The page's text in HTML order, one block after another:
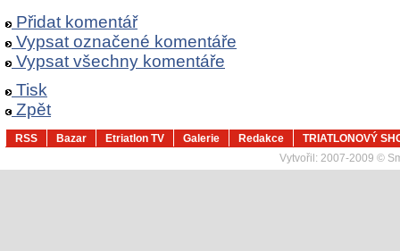
Přidat komentář
Vypsat označené komentáře
Vypsat všechny komentáře
Tisk
Zpět
RSS Bazar Etriatlon TV Galerie Redakce
TRIATLONOVÝ
Vytvořil: 2007-2009 ©